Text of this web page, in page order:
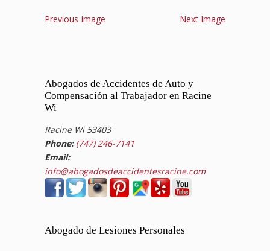
Previous Image Next Image
Abogados de Accidentes de Auto y
Compensación al Trabajador en Racine
Wi
Racine Wi 53403
Phone: (747) 246-7141
Email:
info@abogadosdeaccidentesracine.com
Abogado de Lesiones Personales